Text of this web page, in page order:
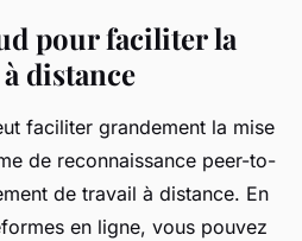
pour faciliter la
distance
faciliter grandement la mise
de reconnaissance peer-to-
de travail à distance. En
en ligne, vous pouvez